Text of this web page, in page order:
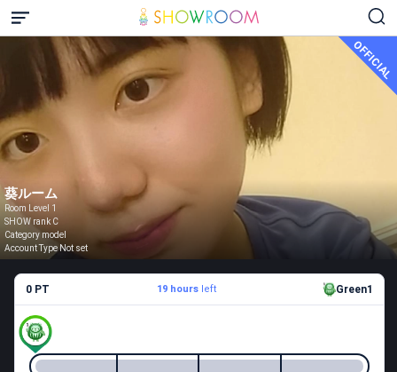
OFFICIAL
葵ルーム
Room Level 1
SHOW rank C
Category model
Account Type Not set
0 PT 19 hoursleft Green1